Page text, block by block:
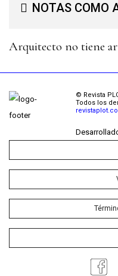
NOTAS COMO
Arquitecto no tiene
© Revista
Todos los